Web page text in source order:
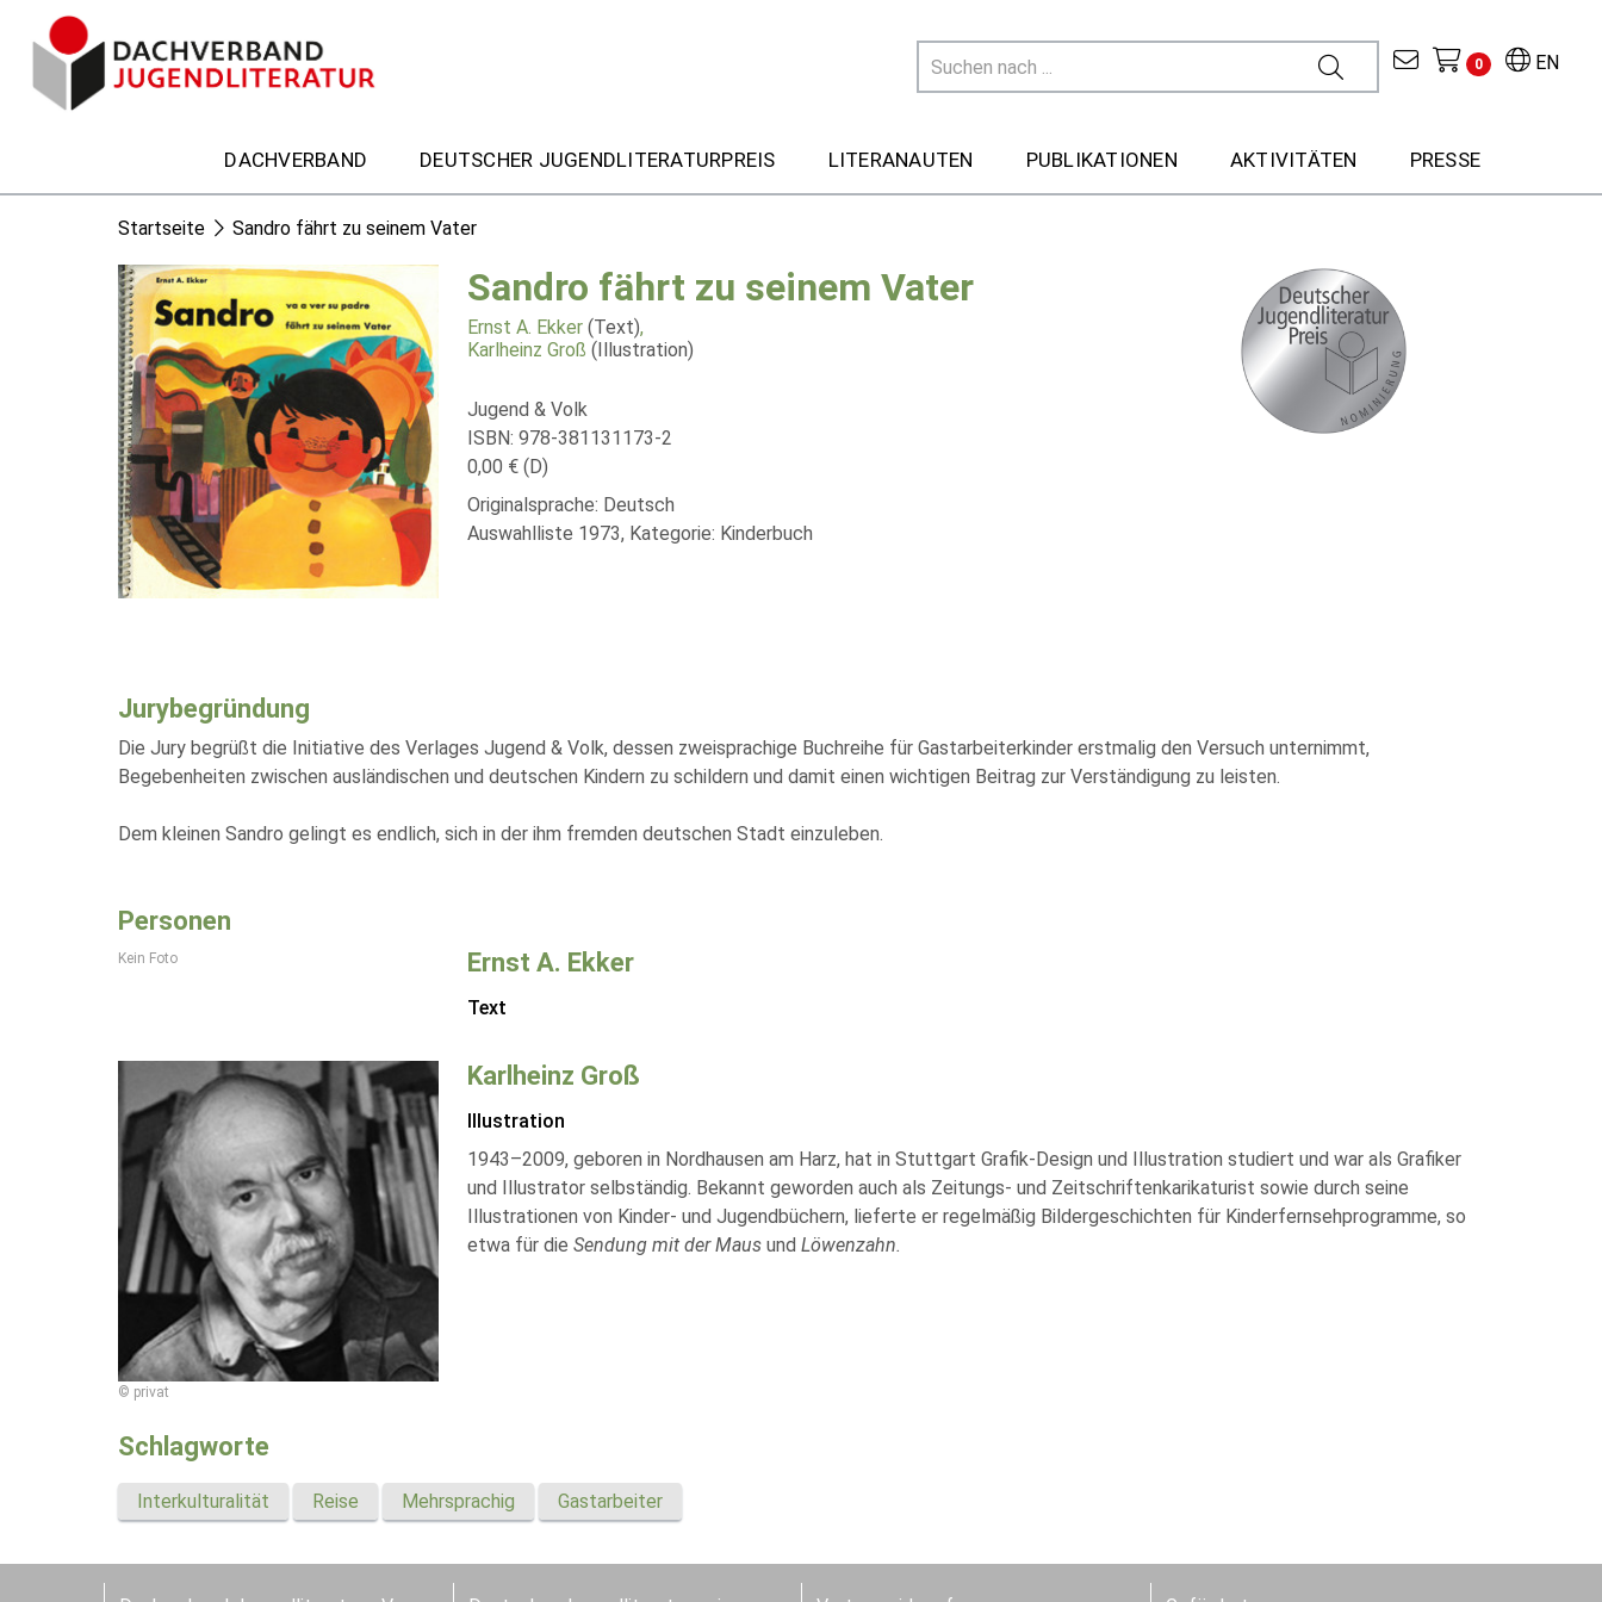
EN
0
DACHVERBAND DEUTSCHER JUGENDLITERATURPREIS LITERANAUTEN PUBLIKATIONEN AKTIVITÄTEN PRESSE
Startseite Sandro fährt zu seinem Vater
Sandro fährt zu seinem Vater
Ernst A. Ekker (Text),
Karlheinz Groß (Illustration)
Jugend & Volk
ISBN: 978-381131173-2
0,00 € (D)
Originalsprache: Deutsch
Auswahlliste 1973, Kategorie: Kinderbuch
Jurybegründung
Die Jury begrüßt die Initiative des Verlages Jugend & Volk, dessen zweisprachige Buchreihe für Gastarbeiterkinder erstmalig den Versuch unternimmt,
Begebenheiten zwischen ausländischen und deutschen Kindern zu schildern und damit einen wichtigen Beitrag zur Verständigung zu leisten.
Dem kleinen Sandro gelingt es endlich, sich in der ihm fremden deutschen Stadt einzuleben.
Personen
Kein Foto Ernst A. Ekker
Text
© privat
Karlheinz Groß
Illustration
1943–2009, geboren in Nordhausen am Harz, hat in Stuttgart Grafik-Design und Illustration studiert und war als Grafiker
und Illustrator selbständig. Bekannt geworden auch als Zeitungs- und Zeitschriftenkarikaturist sowie durch seine
Illustrationen von Kinder- und Jugendbüchern, lieferte er regelmäßig Bildergeschichten für Kinderfernsehprogramme, so
etwa für die Sendung mit der Mausund Löwenzahn.
Schlagworte
Interkulturalität Reise Mehrsprachig Gastarbeiter